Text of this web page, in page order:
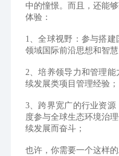
中的憧憬。而且，还能
体验：
1、全球视野：参与搭
领域国际前沿思想和智慧
2、培养领导力和管理
续发展类项目管理经验；
3、跨界宽广的行业资
度参与全球生态环境治
续发展而奋斗；
也许，你需要一个这样